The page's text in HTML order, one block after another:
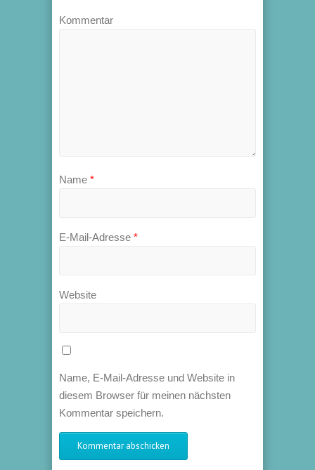
Kommentar
Name *
E-Mail-Adresse *
Website
Name, E-Mail-Adresse und Website in
diesem Browser für meinen nächsten
Kommentar speichern.